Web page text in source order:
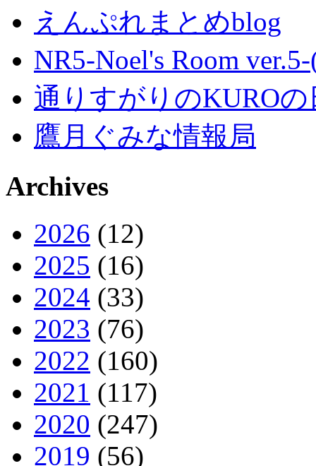
えんぷれまとめblog
NR5-Noel's Room
通りすがりのKURO
鷹月ぐみな情報局
Archives
2026 (12)
2025 (16)
2024 (33)
2023 (76)
2022 (160)
2021 (117)
2020 (247)
2019 (56)